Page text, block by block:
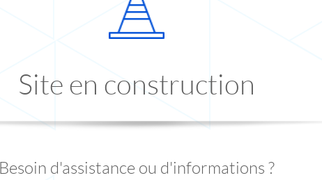
Site en construction
Besoin d'assistance ou d'informations ?